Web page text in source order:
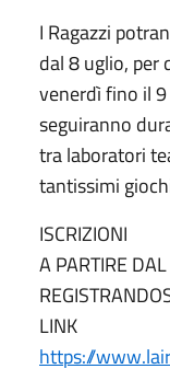
I Ragazzi
dal 8 uglio, per
venerdì fino il
seguiranno
tra laboratori
tantissimi
ISCRIZIONI
A PARTIRE
LINK
https://